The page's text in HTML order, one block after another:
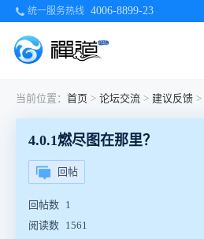
统一服务热线 4006-8899-23
当前位置： 首页 > 论坛交流 > 建议反馈 >
4.0.1燃尽图在那里？
回帖
回帖数 1
阅读数 1561